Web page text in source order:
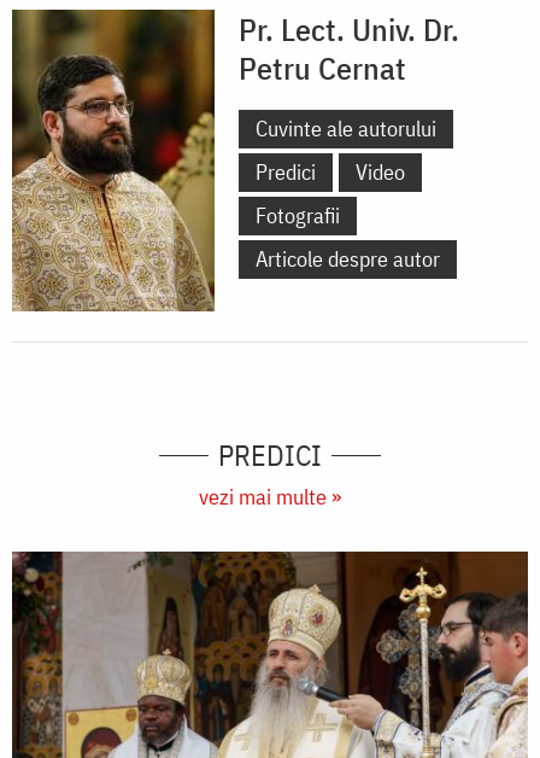
Pr. Lect. Univ. Dr.
Petru Cernat
Cuvinte ale autorului
Predici
Video
Fotografii
Articole despre autor
PREDICI
vezi mai multe »